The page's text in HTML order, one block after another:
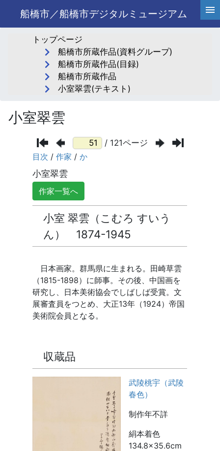
船橋市／船橋市デジタルミュージアム
トップページ
船橋市所蔵作品(資料グループ)
船橋市所蔵作品(目録)
船橋市所蔵作品
小室翠雲(テキスト)
小室翠雲
/ 121ページ